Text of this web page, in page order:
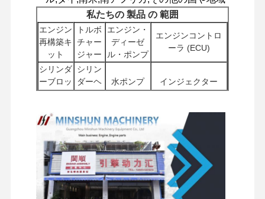
ディーゼルエンジン
三菱エンジン
掘削機エンジン
エンジンの改造のキット
インジェクションポンプ
ターボチャージャー アセンブリ
他のエンジン部品
電子制御システム
私たちの 製品 の 範囲
エンジン
再構築キ
ット
トルボ
チャー
ジャー
エンジン・
ディーゼ
ル・ポンプ
エンジンコントロ
ーラ (ECU)
シリンダ
ーブロッ
ク
シリン
ダーヘ
ッド
水ポンプ インジェクター
ーモータ
フィル
ター
ンのアクセ
サリー
掘削機用水力ポン
プ
スウィー
ブルコン
ポーネン
ト
配送バ
ルブ
トラベルモ
ーターの組
立物
シャーシ部品及び
その他のアクセサ
リー